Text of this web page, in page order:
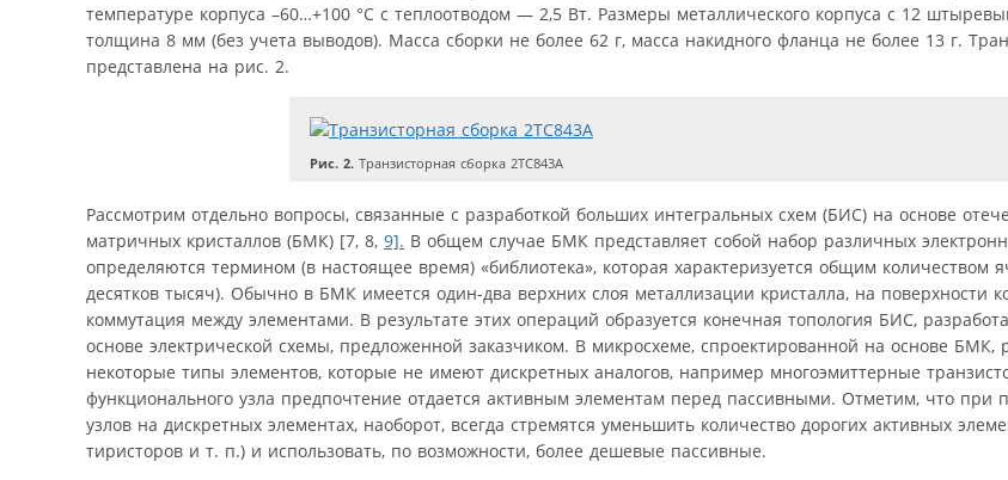
температуре корпуса –60…+100 °С с теплоотводом — 2,5 Вт. Размеры металлического корпуса с 12
толщина 8 мм (без учета выводов). Масса сборки не более 62 г, масса накидного фланца не более 13 г.
представлена на рис. 2.
Рис. 2. Транзисторная сборка 2ТС843А
Рассмотрим отдельно вопросы, связанные с разработкой больших интегральных схем (БИС) на основе
матричных кристаллов (БМК) [7, 8, 9]. В общем случае БМК представляет собой набор различных
определяются термином (в настоящее время) «библиотека», которая характеризуется общим количеством
десятков тысяч). Обычно в БМК имеется один-два верхних слоя металлизации кристалла, на поверхности
коммутация между элементами. В результате этих операций образуется конечная топология БИС,
основе электрической схемы, предложенной заказчиком. В микросхеме, спроектированной на основе БМК,
некоторые типы элементов, которые не имеют дискретных аналогов, например многоэмиттерные
функционального узла предпочтение отдается активным элементам перед пассивными. Отметим, что при
узлов на дискретных элементах, наоборот, всегда стремятся уменьшить количество дорогих активных
тиристоров и т. п.) и использовать, по возможности, более дешевые пассивные.